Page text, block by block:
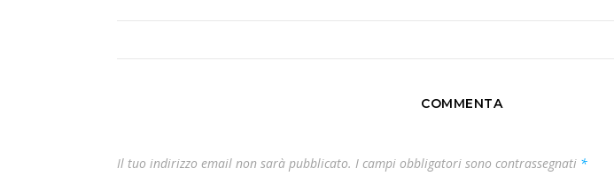
COMMENTA
Il tuo indirizzo email non sarà pubblicato. I campi obbligatori sono contrassegnati *